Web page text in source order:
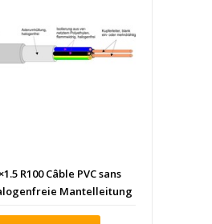
R100 Câble PVC sans
Mantelleitung